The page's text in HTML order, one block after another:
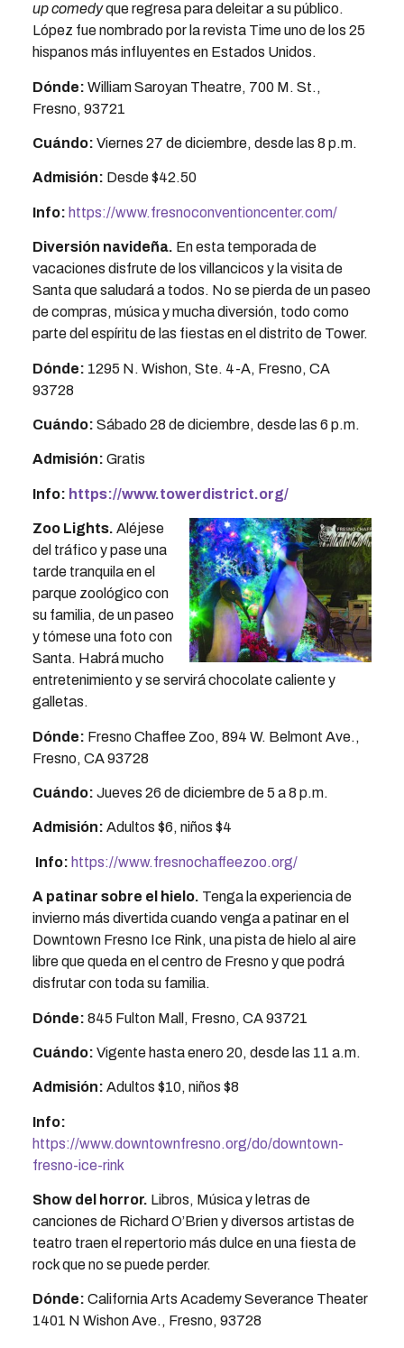
up comedyque regresa para deleitar a su público.
López fue nombrado por la revista Time uno de los 25
hispanos más influyentes en Estados Unidos.
Dónde: William Saroyan Theatre, 700 M. St.,
Fresno, 93721
Cuándo: Viernes 27 de diciembre, desde las 8 p.m.
Admisión: Desde $42.50
Info: https://www.fresnoconventioncenter.com/
Diversión navideña. En esta temporada de
vacaciones disfrute de los villancicos y la visita de
Santa que saludará a todos. No se pierda de un paseo
de compras, música y mucha diversión, todo como
parte del espíritu de las fiestas en el distrito de Tower.
Dónde: 1295 N. Wishon, Ste. 4-A, Fresno, CA
93728
Cuándo: Sábado 28 de diciembre, desde las 6 p.m.
Admisión: Gratis
Info: https://www.towerdistrict.org/
Zoo Lights. Aléjese
del tráfico y pase una
tarde tranquila en el
parque zoológico con
su familia, de un paseo
y tómese una foto con
Santa. Habrá mucho
entretenimiento y se servirá chocolate caliente y
galletas.
Dónde: Fresno Chaffee Zoo, 894 W. Belmont Ave.,
Fresno, CA 93728
Cuándo: Jueves 26 de diciembre de 5 a 8 p.m.
Admisión: Adultos $6, niños $4
Info: https://www.fresnochaffeezoo.org/
A patinar sobre el hielo. Tenga la experiencia de
invierno más divertida cuando venga a patinar en el
Downtown Fresno Ice Rink, una pista de hielo al aire
libre que queda en el centro de Fresno y que podrá
disfrutar con toda su familia.
Dónde: 845 Fulton Mall, Fresno, CA 93721
Cuándo: Vigente hasta enero 20, desde las 11 a.m.
Admisión: Adultos $10, niños $8
Info:
https://www.downtownfresno.org/do/downtown-
fresno-ice-rink
Show del horror. Libros, Música y letras de
canciones de Richard O’Brien y diversos artistas de
teatro traen el repertorio más dulce en una fiesta de
rock que no se puede perder.
Dónde: California Arts Academy Severance Theater
1401 N Wishon Ave., Fresno, 93728